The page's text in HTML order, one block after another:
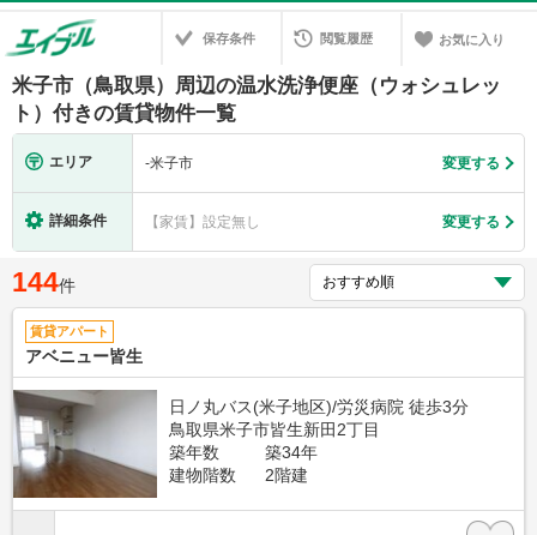
保存条件 閲覧履歴 お気に入り
米子市（鳥取県）周辺の温水洗浄便座（ウォシュレッ
ト）付きの賃貸物件一覧
エリア -米子市 変更する
詳細条件 【家賃】設定無し 変更する
144件
賃貸アパート
アベニュー皆生
日ノ丸バス(米子地区)/労災病院 徒歩3分
鳥取県米子市皆生新田2丁目
築年数
築34年
建物階数
2階建